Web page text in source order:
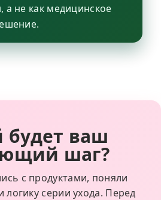
не как медицинское
будет ваш
шаг?
с продуктами, поняли
логику серии ухода. Перед